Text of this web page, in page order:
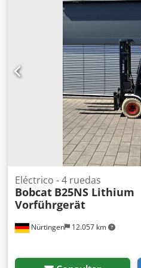
Nürtingen 12.057 km
Eléctrico - 4 ruedas
Bobcat B25NS Lithium
Vorführgerät